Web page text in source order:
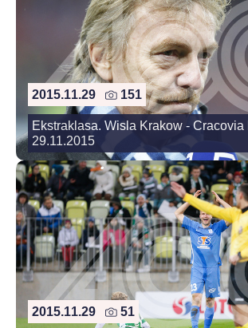
2015.11.29 151
Ekstraklasa. Wisla Krakow - Cracovia
29.11.2015
2015.11.29 51